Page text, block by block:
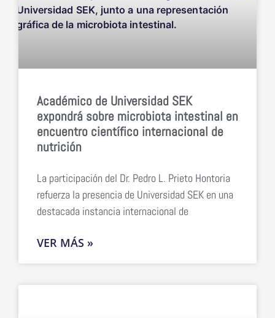
Académico de Universidad SEK
expondrá sobre microbiota intestinal en
encuentro científico internacional de
nutrición
La participación del Dr. Pedro L. Prieto Hontoria
refuerza la presencia de Universidad SEK en una
destacada instancia internacional de
VER MÁS »